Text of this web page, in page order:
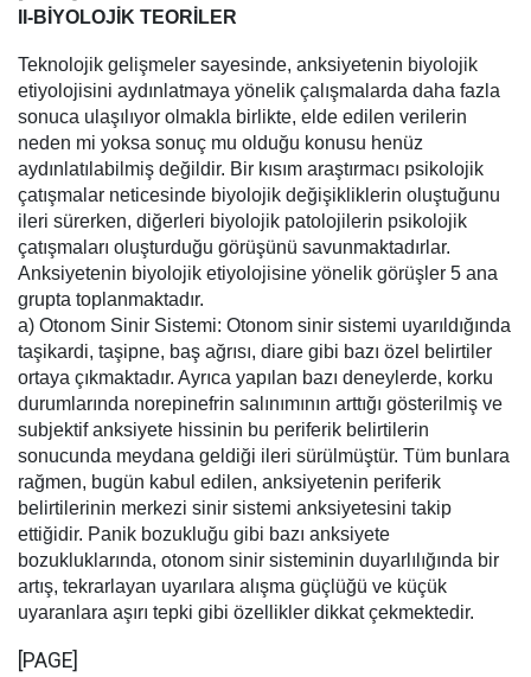
II-BİYOLOJİK TEORİLER
Teknolojik gelişmeler sayesinde, anksiyetenin biyolojik
etiyolojisini aydınlatmaya yönelik çalışmalarda daha fazla
sonuca ulaşılıyor olmakla birlikte, elde edilen verilerin
neden mi yoksa sonuç mu olduğu konusu henüz
aydınlatılabilmiş değildir. Bir kısım araştırmacı psikolojik
çatışmalar neticesinde biyolojik değişikliklerin oluştuğunu
ileri sürerken, diğerleri biyolojik patolojilerin psikolojik
çatışmaları oluşturduğu görüşünü savunmaktadırlar.
Anksiyetenin biyolojik etiyolojisine yönelik görüşler 5 ana
grupta toplanmaktadır.
a) Otonom Sinir Sistemi: Otonom sinir sistemi uyarıldığında
taşikardi, taşipne, baş ağrısı, diare gibi bazı özel belirtiler
ortaya çıkmaktadır. Ayrıca yapılan bazı deneylerde, korku
durumlarında norepinefrin salınımının arttığı gösterilmiş ve
subjektif anksiyete hissinin bu periferik belirtilerin
sonucunda meydana geldiği ileri sürülmüştür. Tüm bunlara
rağmen, bugün kabul edilen, anksiyetenin periferik
belirtilerinin merkezi sinir sistemi anksiyetesini takip
ettiğidir. Panik bozukluğu gibi bazı anksiyete
bozukluklarında, otonom sinir sisteminin duyarlılığında bir
artış, tekrarlayan uyarılara alışma güçlüğü ve küçük
uyaranlara aşırı tepki gibi özellikler dikkat çekmektedir.
[PAGE]